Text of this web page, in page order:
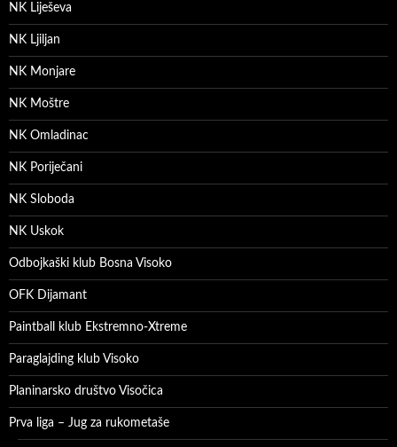
NK Liješeva
NK Ljiljan
NK Monjare
NK Moštre
NK Omladinac
NK Poriječani
NK Sloboda
NK Uskok
Odbojkaški klub Bosna Visoko
OFK Dijamant
Paintball klub Ekstremno-Xtreme
Paraglajding klub Visoko
Planinarsko društvo Visočica
Prva liga – Jug za rukometaše